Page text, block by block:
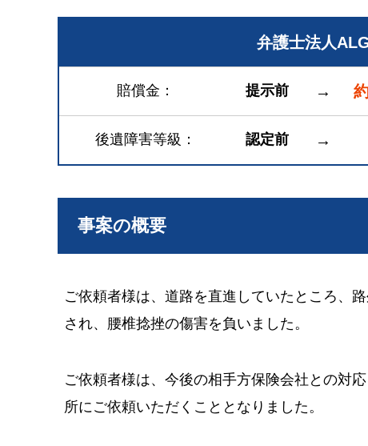
弁護士法人
賠償金 提示前 →
後遺障害等級 認定前 →
事案の概要
ご依頼者様は、道路を直進していたところ、
され、腰椎捻挫の傷害を負いました。
ご依頼者様は、今後の相手方保険会社との対
所にご依頼いただくこととなりました。